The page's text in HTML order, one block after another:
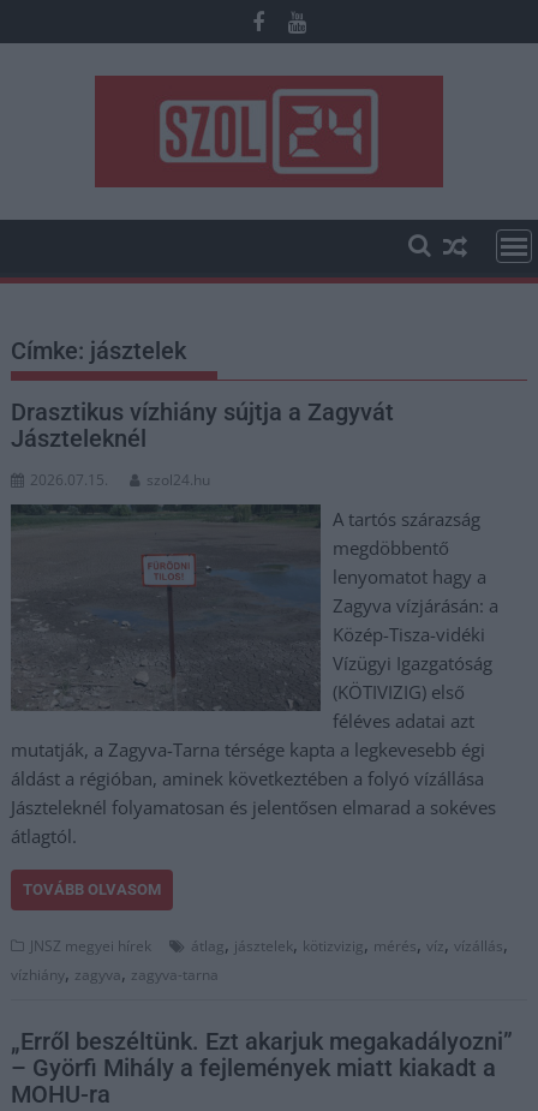
to
Címke: jásztelek
Drasztikus vízhiány sújtja a Zagyvát
Jászteleknél
2026.07.15. szol24.hu
A tartós szárazság
megdöbbentő
lenyomatot hagy a
Zagyva vízjárásán: a
Közép-Tisza-vidéki
Vízügyi Igazgatóság
(KÖTIVIZIG) első
féléves adatai azt
mutatják, a Zagyva-Tarna térsége kapta a legkevesebb égi
áldást a régióban, aminek következtében a folyó vízállása
Jászteleknél folyamatosan és jelentősen elmarad a sokéves
átlagtól.
TOVÁBB OLVASOM
JNSZ megyei hírek átlag, jásztelek, kötizvizig, mérés,víz,vízállás,
vízhiány, zagyva, zagyva-tarna
„Erről beszéltünk. Ezt akarjuk megakadályozni”
– Györfi Mihály a fejlemények miatt kiakadt a
MOHU-ra